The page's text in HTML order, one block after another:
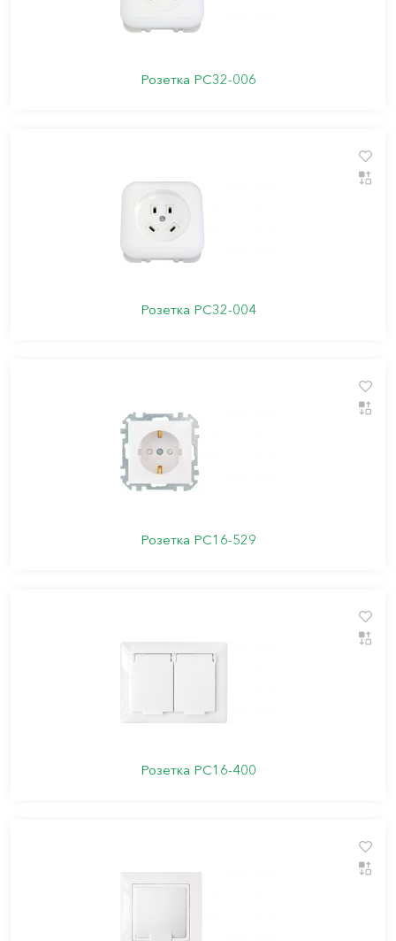
Розетка РС32-006
Розетка РС32-004
Розетка РС16-529
Розетка РС16-400